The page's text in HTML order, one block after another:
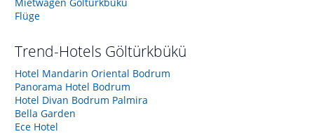
Flüge
Trend-Hotels Göltürkbükü
Hotel Mandarin Oriental Bodrum
Panorama Hotel Bodrum
Hotel Divan Bodrum Palmira
Bella Garden
Ece Hotel